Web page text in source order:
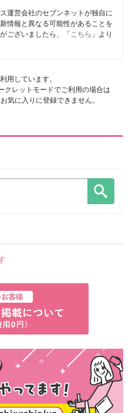
運営会社のセブンネットが独自に
情報と異なる可能性があることを
ございましたら、「 こちら 」より
用しています。
クレットモードでご利用の場合は
気に入りに登録できません。